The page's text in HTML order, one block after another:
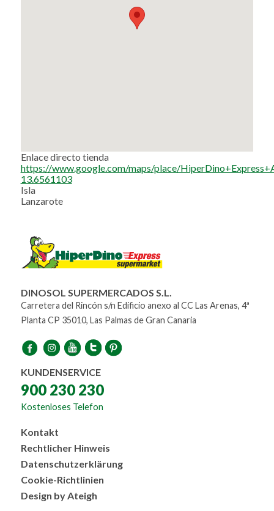
Enlace directo tienda
https://www.google.com/maps/place/
13.6561103
Isla
Lanzarote
DINOSOL SUPERMERCADOS S.L.
Carretera del Rincón s/n Edificio anexo al CC Las Arenas, 4ª
Planta CP 35010, Las Palmas de Gran Canaria
KUNDENSERVICE
900 230 230
Kostenloses Telefon
Menú
al
pie
Kontakt
Rechtlicher Hinweis
Datenschutzerklärung
Cookie-Richtlinien
Design by Ateigh